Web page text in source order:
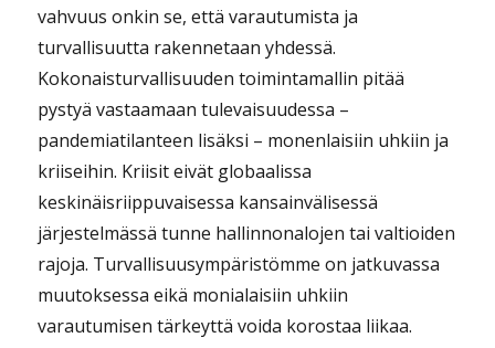
vahvuus onkin se, että varautumista ja
turvallisuutta rakennetaan yhdessä.
Kokonaisturvallisuuden toimintamallin pitää
pystyä vastaamaan tulevaisuudessa –
pandemiatilanteen lisäksi – monenlaisiin uhkiin ja
kriiseihin. Kriisit eivät globaalissa
keskinäisriippuvaisessa kansainvälisessä
järjestelmässä tunne hallinnonalojen tai valtioiden
rajoja. Turvallisuusympäristömme on jatkuvassa
muutoksessa eikä monialaisiin uhkiin
varautumisen tärkeyttä voida korostaa liikaa.